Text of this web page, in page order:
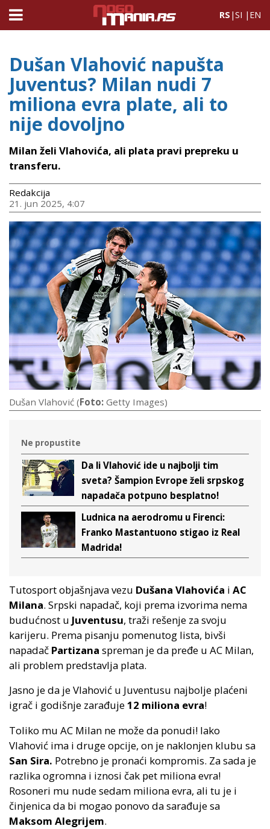
RS |SI | EN
Dušan Vlahović napušta
Juventus? Milan nudi 7
miliona evra plate, ali to
nije dovoljno
Milan želi Vlahovića, ali plata pravi prepreku u
transferu.
Redakcija
21. jun 2025, 4:07
Dušan Vlahović (Foto: Getty Images)
Ne propustite
Da li Vlahović ide u najbolji tim
sveta? Šampion Evrope želi srpskog
napadača potpuno besplatno!
Ludnica na aerodromu u Firenci:
Franko Mastantuono stigao iz Real
Madrida!
Tutosport objašnjava vezu Dušana Vlahovića i AC
Milana. Srpski napadač, koji prema izvorima nema
budućnost u Juventusu, traži rešenje za svoju
karijeru. Prema pisanju pomenutog lista, bivši
napadač Partizana spreman je da pređe u AC Milan,
ali problem predstavlja plata.
Jasno je da je Vlahović u Juventusu najbolje plaćeni
igrač i godišnje zarađuje12 miliona evra!
Toliko mu AC Milan ne može da ponudi! Iako
Vlahović ima i druge opcije, on je naklonjen klubu sa
San Sira. Potrebno je pronaći kompromis. Za sada je
razlika ogromna i iznosi čak pet miliona evra!
Rosoneri mu nude sedam miliona evra, ali tu je i
činjenica da bi mogao ponovo da sarađuje sa
Maksom Alegrijem.